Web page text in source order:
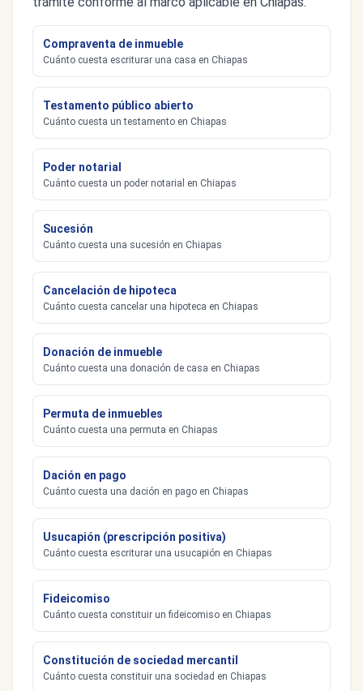
Compraventa de inmueble
Cuánto cuesta escriturar una casa en Chiapas
Testamento público abierto
Cuánto cuesta un testamento en Chiapas
Poder notarial
Cuánto cuesta un poder notarial en Chiapas
Sucesión
Cuánto cuesta una sucesión en Chiapas
Cancelación de hipoteca
Cuánto cuesta cancelar una hipoteca en Chiapas
Donación de inmueble
Cuánto cuesta una donación de casa en Chiapas
Permuta de inmuebles
Cuánto cuesta una permuta en Chiapas
Dación en pago
Cuánto cuesta una dación en pago en Chiapas
Usucapión (prescripción positiva)
Cuánto cuesta escriturar una usucapión en Chiapas
Fideicomiso
Cuánto cuesta constituir un fideicomiso en Chiapas
Constitución de sociedad mercantil
Cuánto cuesta constituir una sociedad en Chiapas